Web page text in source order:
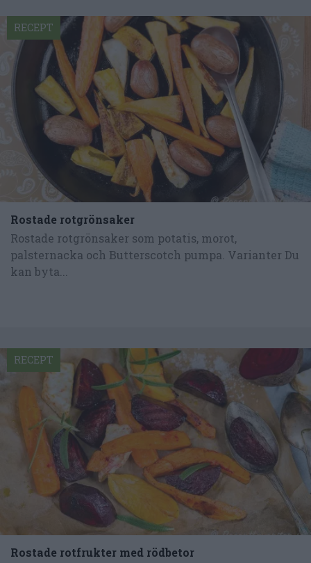
Rostade rotgrönsaker
Rostade rotgrönsaker som potatis, morot,
palsternacka och Butterscotch pumpa. Varianter Du
kan byta...
RECEPT
Rostade rotfrukter med rödbetor
RECEPT